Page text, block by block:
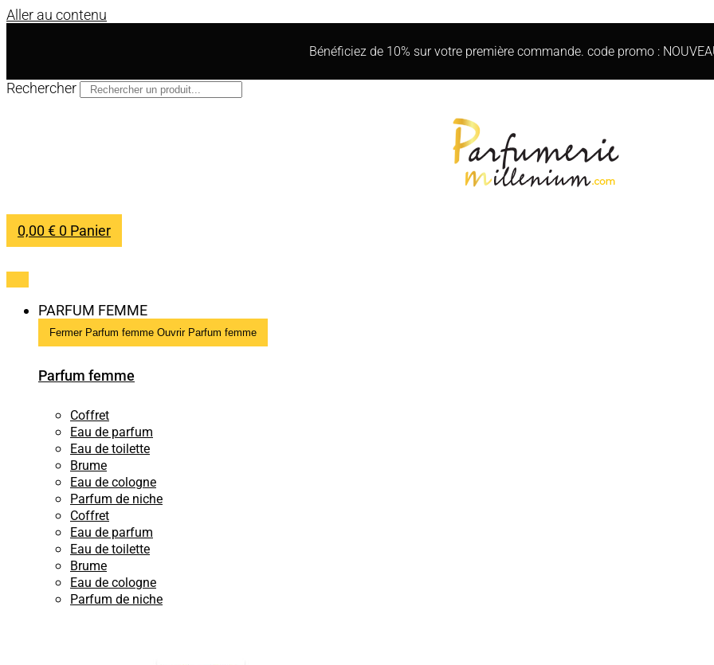
Aller au contenu
Bénéficiez de 10% sur votre première commande. code promo :
Rechercher
0,00€ 0 Panier
PARFUM FEMME
Fermer Parfum femme Ouvrir Parfum femme
Parfum femme
Coffret
Eau de parfum
Eau de toilette
Brume
Eau de cologne
Parfum de niche
Coffret
Eau de parfum
Eau de toilette
Brume
Eau de cologne
Parfum de niche